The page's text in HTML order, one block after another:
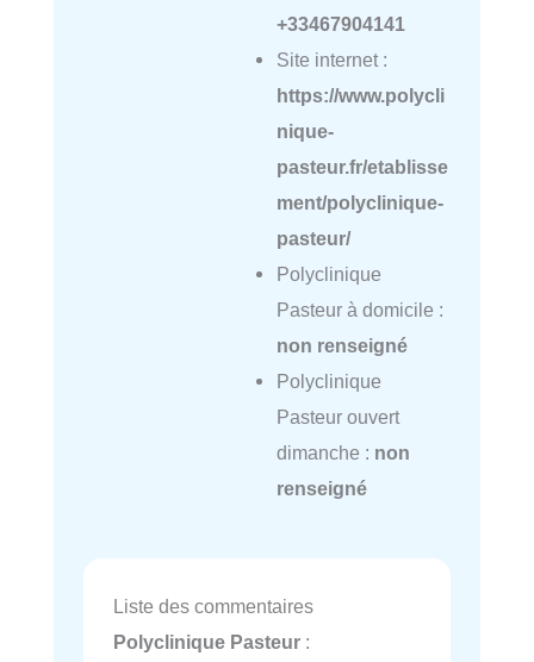
+33467904141
Site internet :
https://www.polycli
nique-
pasteur.fr/etablisse
ment/polyclinique-
pasteur/
Polyclinique
Pasteur à domicile :
non renseigné
Polyclinique
Pasteur ouvert
dimanche : non
renseigné
Liste des commentaires
Polyclinique Pasteur :